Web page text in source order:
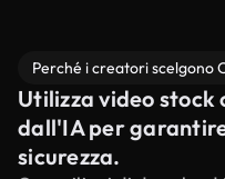
Perché i creatori scelgono
Utilizza video
dall'IA per
sicurezza.